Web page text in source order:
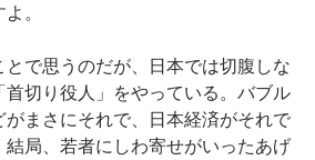
。
で思うのだが、日本では切腹しな
切り役人」をやっている。バブル
がまさにそれで、日本経済がそれで
結局、若者にしわ寄せがいったあげ